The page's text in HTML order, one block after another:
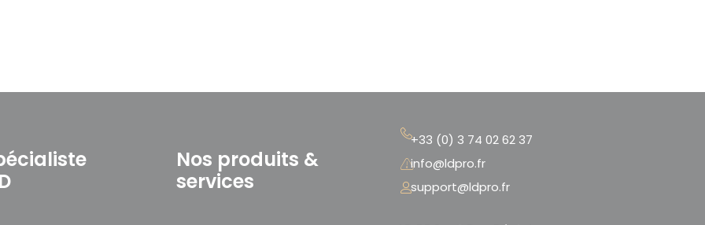
Nos produits &
services
+33 (0) 3 74 02 62 37
info@ldpro.fr
support@ldpro.fr